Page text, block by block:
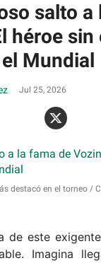
salto a
héroe
Mundial
Jul 25, 2026
destacó en el torneo
de este
Imagina